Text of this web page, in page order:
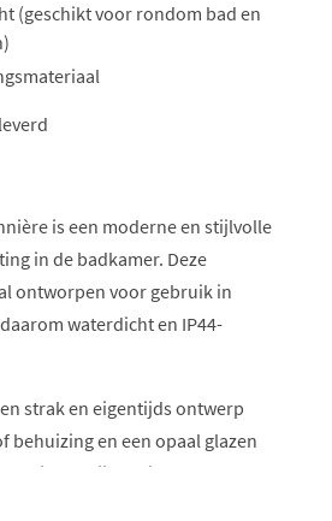
(geschikt voor rondom bad en
is een moderne en stijlvolle
in de badkamer. Deze
ontworpen voor gebruik in
waterdicht en IP44-
strak en eigentijds ontwerp
behuizing en een opaal glazen
het licht gelijkmatig en zorgt voor